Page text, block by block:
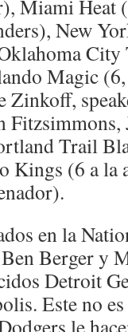
Miami Heat
New
Magic
Zinkoff,
Trail
Kings (6 a la
en la
Berger y
Detroit
Este no
le